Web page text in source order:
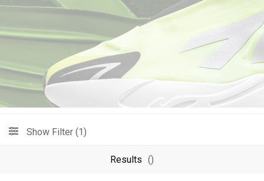
Show Filter (1)
Results ()